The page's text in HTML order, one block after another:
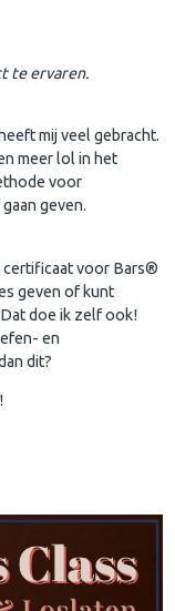
te ervaren.
mij veel gebracht.
meer lol in het
voor
geven.
certificaat voor Bars®
geven of kunt
doe ik zelf ook!
en
dit?